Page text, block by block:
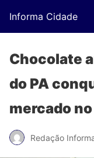
Informa Cidade
Chocolate
do PA
mercado
Redação